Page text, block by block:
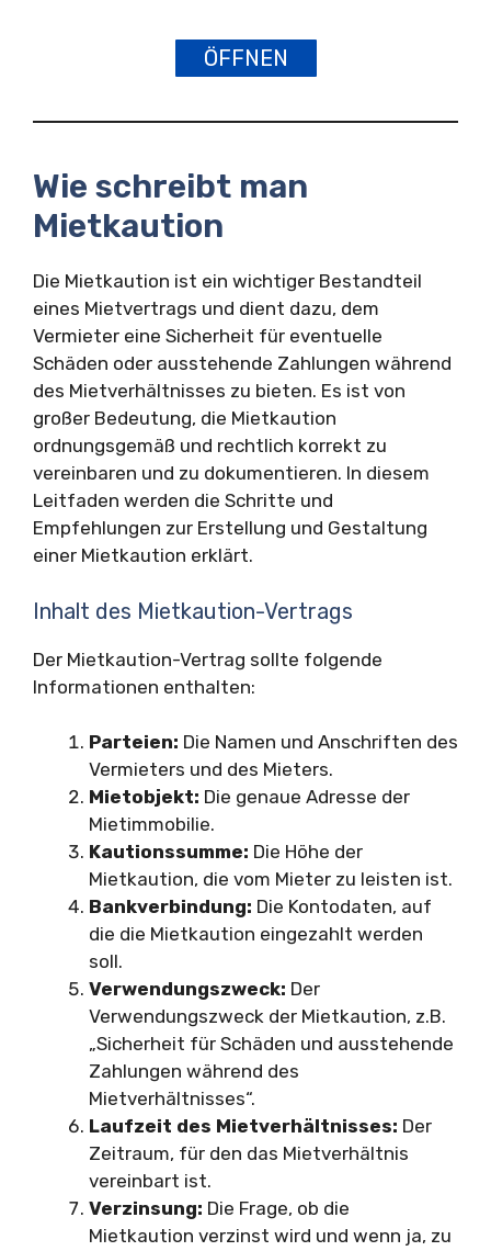
ÖFFNEN
Wie schreibt man
Mietkaution
Die Mietkaution ist ein wichtiger Bestandteil
eines Mietvertrags und dient dazu, dem
Vermieter eine Sicherheit für eventuelle
Schäden oder ausstehende Zahlungen während
des Mietverhältnisses zu bieten. Es ist von
großer Bedeutung, die Mietkaution
ordnungsgemäß und rechtlich korrekt zu
vereinbaren und zu dokumentieren. In diesem
Leitfaden werden die Schritte und
Empfehlungen zur Erstellung und Gestaltung
einer Mietkaution erklärt.
Inhalt des Mietkaution-Vertrags
Der Mietkaution-Vertrag sollte folgende
Informationen enthalten:
Parteien: Die Namen und Anschriften des
Vermieters und des Mieters.
Mietobjekt: Die genaue Adresse der
Mietimmobilie.
Kautionssumme: Die Höhe der
Mietkaution, die vom Mieter zu leisten ist.
Bankverbindung: Die Kontodaten, auf
die die Mietkaution eingezahlt werden
soll.
Verwendungszweck: Der
Verwendungszweck der Mietkaution, z.B.
„Sicherheit für Schäden und ausstehende
Zahlungen während des
Mietverhältnisses“.
Laufzeit des Mietverhältnisses: Der
Zeitraum, für den das Mietverhältnis
vereinbart ist.
Verzinsung: Die Frage, ob die
Mietkaution verzinst wird und wenn ja, zu